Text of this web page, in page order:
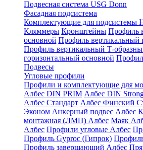
Подвесная система USG Donn
Фасадная подсистема
Комплектующие для подсистемы
Кляммеры Кронштейны Профиль
основной Профиль вертикальный
Профиль вертикальный Т-
горизонтальный основной
Подвесы
Угловые профили
Профили и комплектующие для
Албес DIN PRIM Албес DIN
Албес Стандарт Албес Финский
Эконом Анкерный подвес Албес
монтажная (ЛМП) Албес Маяк
Албес Профили угловые Албес
Профиль Gyproc (Гипрок)
Профиль завершающий Албес